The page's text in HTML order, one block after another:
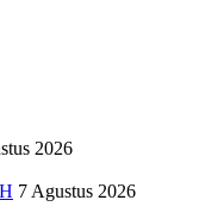
2026
7 Agustus 2026